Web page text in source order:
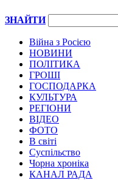
ЗНАЙТИ
Війна з Росією
НОВИНИ
ПОЛІТИКА
ГРОШІ
ГОСПОДАРКА
КУЛЬТУРА
РЕГІОНИ
ВІДЕО
ФОТО
В світі
Суспільство
Чорна хроніка
КАНАЛ РАДА